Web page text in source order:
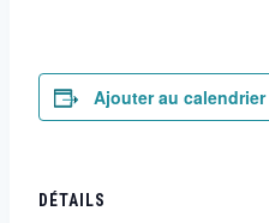
Ajouter au calendrier
DÉTAILS